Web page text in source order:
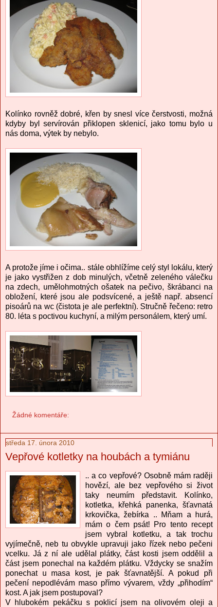
Kolínko rovněž dobré, křen by snesl více čerstvosti, možná
kdyby byl servírován přiklopen sklenicí, jako tomu bylo u
nás doma, výtek by nebylo.
A protože jíme i očima.. stále obhlížíme celý styl lokálu, který
je jako vystřižen z dob minulých, včetně zeleného válečku
na zdech, umělohmotných ošatek na pečivo, škrábanci na
obložení, které jsou ale podsvícené, a ještě např. absencí
pisoárů na wc (čistota je ale perfektní). Stručně řečeno: retro
80. léta s poctivou kuchyní, a milým personálem, který umí.
Žádné komentáře:
středa 17. února 2010
Vepřové kotletky na houbách a tymiánu
.. a co vepřové? Osobně mám raději
hovězí, ale bez vepřového si život
taky neumím představit. Kolínko,
kotletka, křehká panenka, šťavnatá
krkovička, žebírka .. Mňam a hurá,
mám o čem psát! Pro tento recept
jsem vybral kotletku, a tak trochu
vyjímečně, neb tu obvykle upravuji jako řízek nebo pečeni
vcelku. Já z ní ale udělal plátky, část kosti jsem oddělil a
část jsem ponechal na každém plátku. Vždycky se snažím
ponechat u masa kost, je pak šťavnatější. A pokud při
pečení nepodlévám maso přímo vývarem, vždy „přihodím“
kost. A jak jsem postupoval?
V hlubokém pekáčku s poklicí jsem na olivovém oleji a